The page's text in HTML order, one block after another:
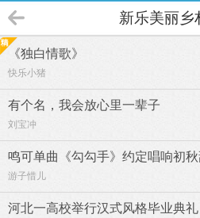
新乐美丽乡
《独白情歌》
快乐小猪
有个名，我会放心里一辈子
刘宝冲
鸣可单曲《勾勾手》约定唱响初
游子惜儿
河北一高校举行汉式风格毕业典礼